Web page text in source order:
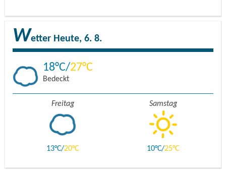
Wetter Heute, 6. 8.
18 27
Bedeckt
Freitag
13 20
Samstag
10 25